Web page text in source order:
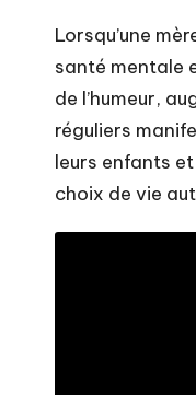
Lorsqu’une
santé mentale
de l’humeur,
réguliers
leurs enfants
choix de vie